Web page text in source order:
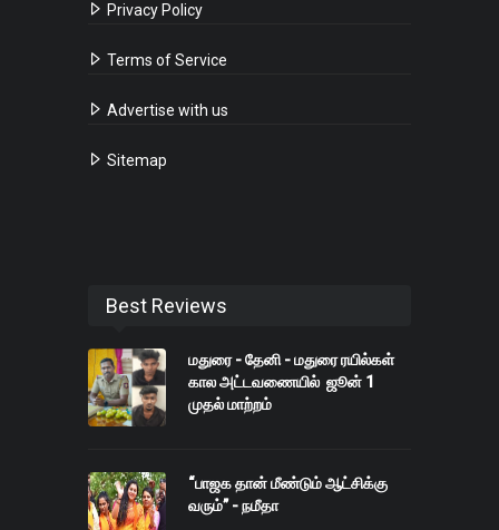
Privacy Policy
Terms of Service
Advertise with us
Sitemap
Best Reviews
மதுரை - தேனி - மதுரை ரயில்கள்
கால அட்டவணையில் ஜூன் 1
முதல் மாற்றம்
“பாஜக தான் மீண்டும் ஆட்சிக்கு
வரும்” - நமீதா